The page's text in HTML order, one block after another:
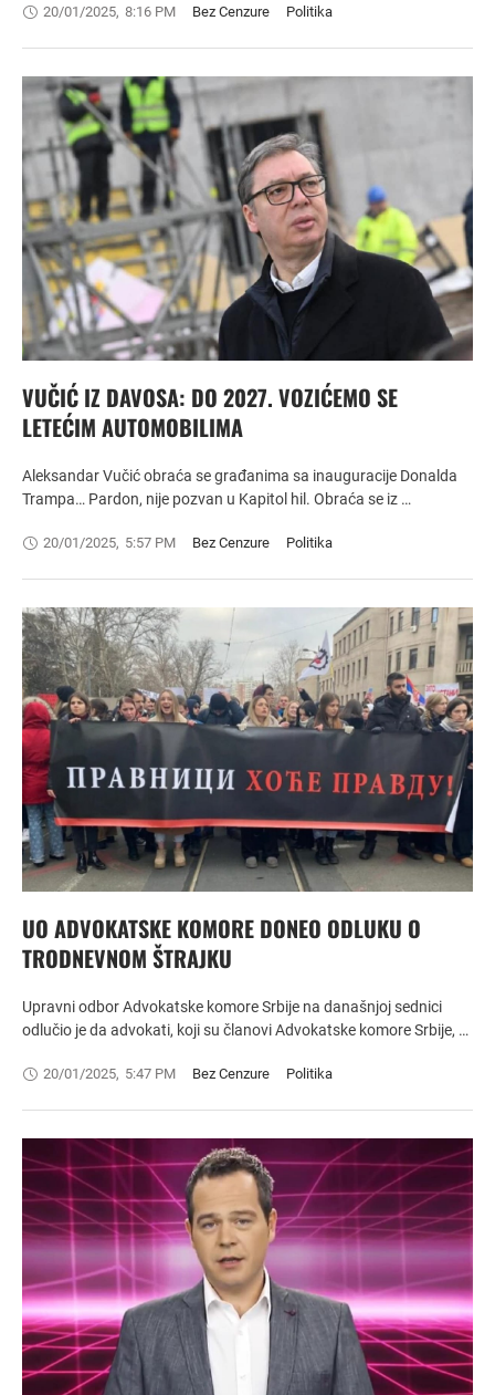
20/01/2025, 8:16 PM Bez Cenzure Politika
VUČIĆ IZ DAVOSA: DO 2027. VOZIĆEMO SE
LETEĆIM AUTOMOBILIMA
Aleksandar Vučić obraća se građanima sa inauguracije Donalda
Trampa… Pardon, nije pozvan u Kapitol hil. Obraća se iz …
20/01/2025, 5:57 PM Bez Cenzure Politika
UO ADVOKATSKE KOMORE DONEO ODLUKU O
TRODNEVNOM ŠTRAJKU
Upravni odbor Advokatske komore Srbije na današnjoj sednici
odlučio je da advokati, koji su članovi Advokatske komore Srbije, …
20/01/2025, 5:47 PM Bez Cenzure Politika